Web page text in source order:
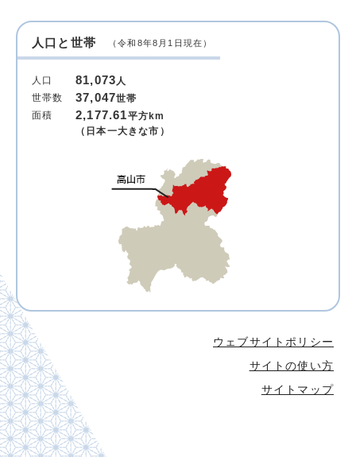
人口と世帯 （令和8年8月1日現在）
人口 81,073人
世帯数
37,047世帯
面積
2,177.61平方km
（日本一大きな市）
ウェブサイトポリシー
サイトの使い方
サイトマップ